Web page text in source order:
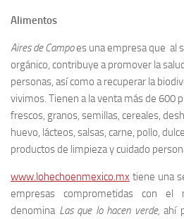
Alimentos
Aires de Campoes una empresa que al
orgánico, contribuye a promover la
personas, así como a recuperar la
vivimos. Tienen a la venta más de 600
frescos, granos, semillas, cereales,
huevo, lácteos, salsas, carne, pollo,
productos de limpieza y cuidado
www.lohechoenmexico.mx tiene una
empresas comprometidas con
denomina Las que lo hacen verde,ahí